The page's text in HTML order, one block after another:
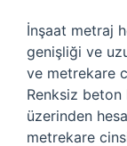
İnşaat metraj
genişliği ve
ve metrekare
Renksiz beton
üzerinden
metrekare